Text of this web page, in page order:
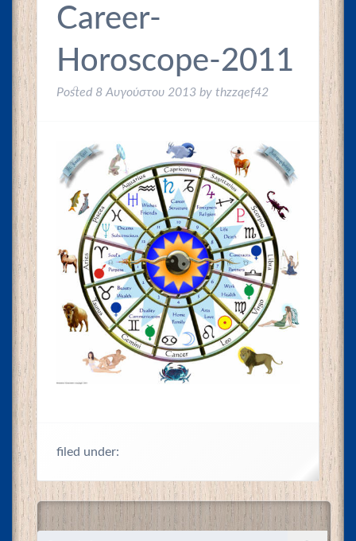
Career-
Horoscope-2011
Posted 8 Αυγούστου 2013 by thzzqef42
filed under: